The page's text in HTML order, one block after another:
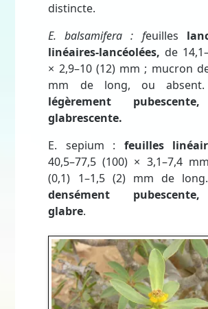
distincte.
E. balsamifera : feuilles
linéaires-lancéolées,de
× 2,9–10 (12) mm ; mucron
mm de long, ou absent.
légèrement
glabrescente.
E. sepium : feuilles
40,5–77,5 (100) × 3,1–7,4
(0,1) 1–1,5 (2) mm de long.
densément
glabre.